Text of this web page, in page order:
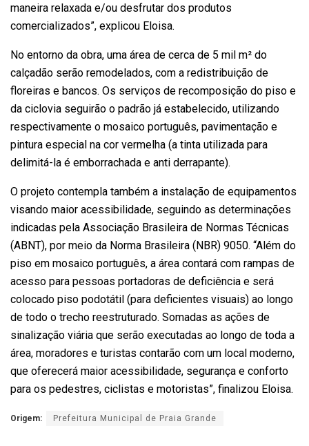
maneira relaxada e/ou desfrutar dos produtos
comercializados”, explicou Eloisa.
No entorno da obra, uma área de cerca de 5 mil m² do
calçadão serão remodelados, com a redistribuição de
floreiras e bancos. Os serviços de recomposição do piso e
da ciclovia seguirão o padrão já estabelecido, utilizando
respectivamente o mosaico português, pavimentação e
pintura especial na cor vermelha (a tinta utilizada para
delimitá-la é emborrachada e anti derrapante).
O projeto contempla também a instalação de equipamentos
visando maior acessibilidade, seguindo as determinações
indicadas pela Associação Brasileira de Normas Técnicas
(ABNT), por meio da Norma Brasileira (NBR) 9050. “Além do
piso em mosaico português, a área contará com rampas de
acesso para pessoas portadoras de deficiência e será
colocado piso podotátil (para deficientes visuais) ao longo
de todo o trecho reestruturado. Somadas as ações de
sinalização viária que serão executadas ao longo de toda a
área, moradores e turistas contarão com um local moderno,
que oferecerá maior acessibilidade, segurança e conforto
para os pedestres, ciclistas e motoristas”, finalizou Eloisa.
Origem: Prefeitura Municipal de Praia Grande